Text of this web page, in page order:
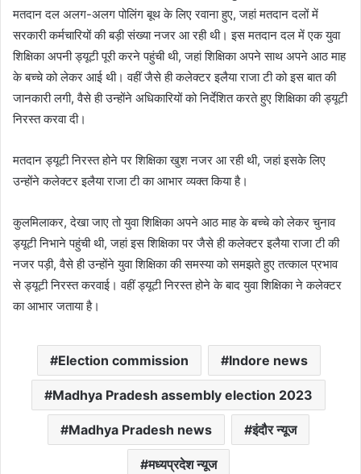
मतदान दल अलग-अलग पोलिंग बूथ के लिए रवाना हुए, जहां मतदान दलों में
सरकारी कर्मचारियों की बड़ी संख्या नजर आ रही थी। इस मतदान दल में एक युवा
शिक्षिका अपनी ड्यूटी पूरी करने पहुंची थी, जहां शिक्षिका अपने साथ अपने आठ माह
के बच्चे को लेकर आई थी। वहीं जैसे ही कलेक्टर इलैया राजा टी को इस बात की
जानकारी लगी, वैसे ही उन्होंने अधिकारियों को निर्देशित करते हुए शिक्षिका की ड्यूटी
निरस्त करवा दी।
मतदान ड्यूटी निरस्त होने पर शिक्षिका खुश नजर आ रही थी, जहां इसके लिए
उन्होंने कलेक्टर इलैया राजा टी का आभार व्यक्त किया है।
कुलमिलाकर, देखा जाए तो युवा शिक्षिका अपने आठ माह के बच्चे को लेकर चुनाव
ड्यूटी निभाने पहुंची थी, जहां इस शिक्षिका पर जैसे ही कलेक्टर इलैया राजा टी की
नजर पड़ी, वैसे ही उन्होंने युवा शिक्षिका की समस्या को समझते हुए तत्काल प्रभाव
से ड्यूटी निरस्त करवाई। वहीं ड्यूटी निरस्त होने के बाद युवा शिक्षिका ने कलेक्टर
का आभार जताया है।
Election commission Indore news
Madhya Pradesh assembly election 2023
Madhya Pradesh news इंदौर न्यूज
मध्यप्रदेश न्यूज